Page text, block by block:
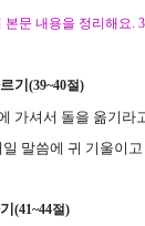
본문 내용을 정리해요. 3
기 (39~40절)
가셔서 돌을 옮기라
말씀에 귀 기울이
(41~44절)